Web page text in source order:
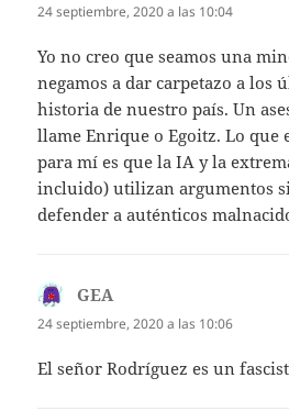
24 septiembre, 2020 a las 10:04
Yo no creo que seamos una
negamos a dar carpetazo a los
historia de nuestro país. Un
llame Enrique o Egoitz. Lo que
para mí es que la IA y la
incluido) utilizan argumentos
defender a auténticos
GEA
24 septiembre, 2020 a las 10:06
El señor Rodríguez es un